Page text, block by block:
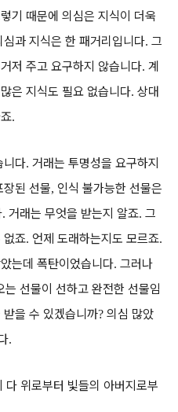
기 때문에 의심은 지식이 더욱
심과 지식은 한 패거리입니다. 그
거저 주고 요구하지 않습니다. 계
많은 지식도 필요 없습니다. 상대
.
니다. 거래는 투명성을 요구하지
장된 선물, 인식 불가능한 선물은
. 거래는 무엇을 받는지 알죠. 그
없죠. 언제 도래하는지도 모르죠.
는데 폭탄이었습니다. 그러나
선물이 선하고 완전한 선물임
을 수 있겠습니까? 의심 많았
.
위로부터 빛들의 아버지로부